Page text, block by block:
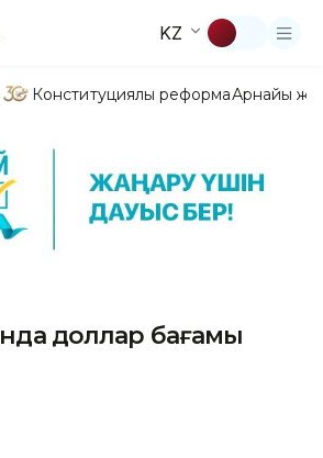
KZ
Конституциялық реформаАрнайы
доллар бағамы